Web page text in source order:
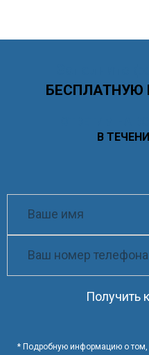
БЕСПЛАТНУЮ
В
Получить
* Подробную информацию о